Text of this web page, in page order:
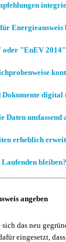
Energieausweis
oder "EnEV
Dokumente
Daten umfassend
erheblich
bleiben?
angeben
das neu
eingesetzt,